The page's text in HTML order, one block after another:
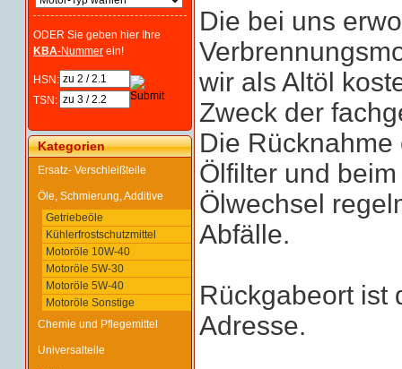
ODER Sie geben hier Ihre
KBA-Nummer ein!
HSN:
TSN:
Kategorien
Ersatz- Verschleißteile
Öle, Schmierung, Additive
Getriebeöle
Kühlerfrostschutzmittel
Motoröle 10W-40
Motoröle 5W-30
Motoröle 5W-40
Motoröle Sonstige
Chemie und Pflegemittel
Universalteile
Die bei uns
wir als Altöl
Zweck der
Die
Ölfilter und beim
Ölwechsel
Abfälle.
Rückgabeort ist
Adresse.